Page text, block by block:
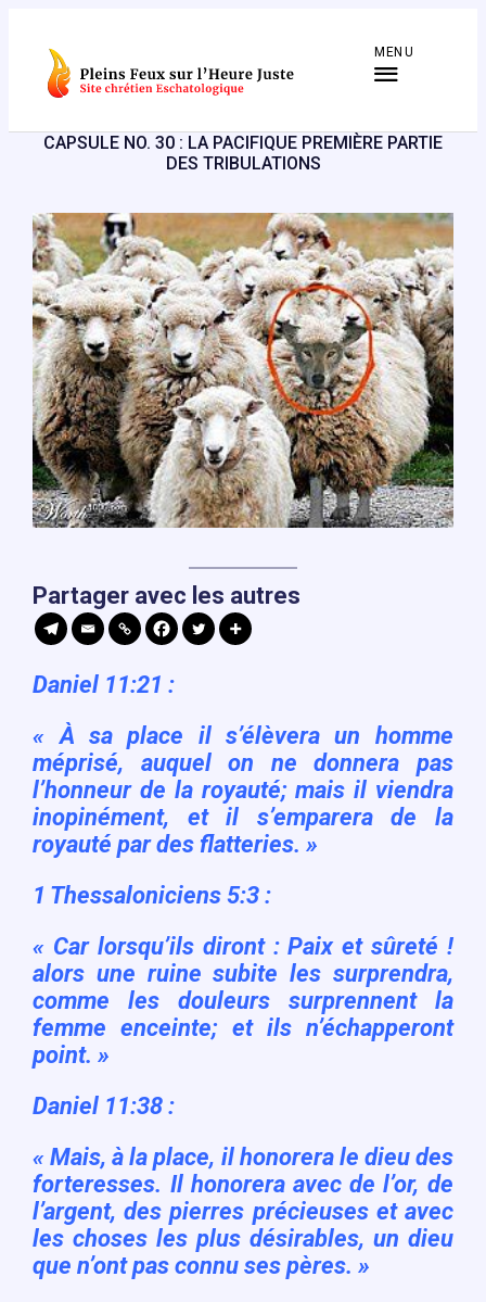
contenu
MENU
CAPSULE NO. 30 : LA PACIFIQUE PREMIÈRE PARTIE
DES TRIBULATIONS
Partager avec les autres
Daniel 11:21 :
«À sa place il s’élèvera un homme
méprisé, auquel on ne donnera pas
l’honneur de la royauté; mais il viendra
inopinément, et il s’emparera de la
royauté par des flatteries. »
1 Thessaloniciens 5:3 :
« Car lorsqu’ils diront : Paix et sûreté !
alors une ruine subite les surprendra,
comme les douleurs surprennent la
femme enceinte; et ils n’échapperont
point. »
Daniel 11:38 :
« Mais, à la place, il honorera le dieu des
forteresses. Il honorera avec de l’or, de
l’argent, des pierres précieuses et avec
les choses les plus désirables, un dieu
que n’ont pas connu ses pères. »